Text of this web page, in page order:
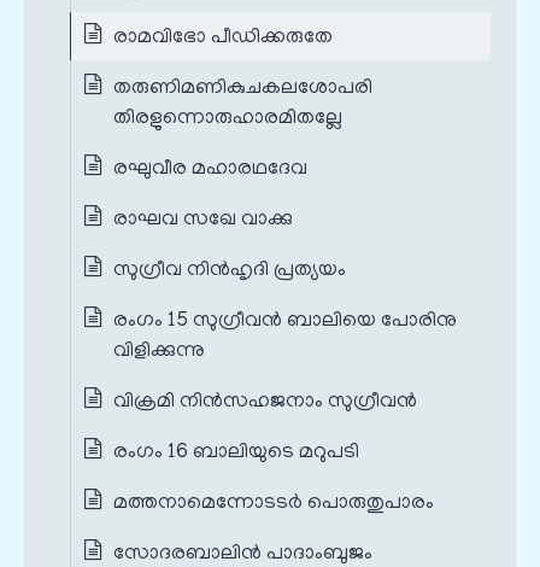
രാമവിഭോ പീഡിക്കരുതേ
തരുണിമണികുചകലശോപരി
തിരളുന്നൊരുഹാരമിതല്ലേ
രഘുവീര മഹാരഥദേവ
രാഘവ സഖേ വാക്കു
സുഗ്രീവ നിന്‍‌ഹൃദി പ്രത്യയം
രംഗം 15 സുഗ്രീവൻ ബാലിയെ പോരിനു
വിളിക്കുന്നു
വിക്രമി നിന്‍സഹജനാം സുഗ്രീവന്‍
രംഗം 16 ബാലിയുടെ മറുപടി
മത്തനാമെന്നോടടര്‍ പൊരുതുപാരം
സോദരബാലിന്‍ പാദാംബുജം